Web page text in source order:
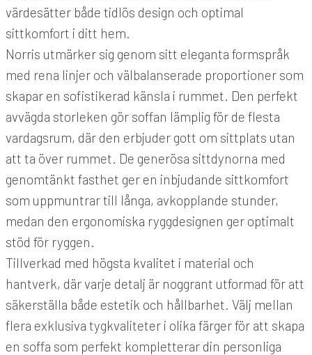
värdesätter både tidlös design och optimal
sittkomfort i ditt hem.
Norris utmärker sig genom sitt eleganta formspråk
med rena linjer och välbalanserade proportioner som
skapar en sofistikerad känsla i rummet. Den perfekt
avvägda storleken gör soffan lämplig för de flesta
vardagsrum, där den erbjuder gott om sittplats utan
att ta över rummet. De generösa sittdynorna med
genomtänkt fasthet ger en inbjudande sittkomfort
som uppmuntrar till långa, avkopplande stunder,
medan den ergonomiska ryggdesignen ger optimalt
stöd för ryggen.
Tillverkad med högsta kvalitet i material och
hantverk, där varje detalj är noggrant utformad för att
säkerställa både estetik och hållbarhet. Välj mellan
flera exklusiva tygkvaliteter i olika färger för att skapa
en soffa som perfekt kompletterar din personliga